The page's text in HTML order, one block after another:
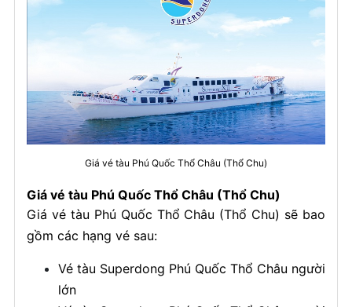
Giá vé tàu Phú Quốc Thổ Châu (Thổ Chu)
Giá vé tàu Phú Quốc Thổ Châu (Thổ Chu)
Giá vé tàu Phú Quốc Thổ Châu (Thổ Chu) sẽ bao
gồm các hạng vé sau:
Vé tàu Superdong Phú Quốc Thổ Châu người
lớn